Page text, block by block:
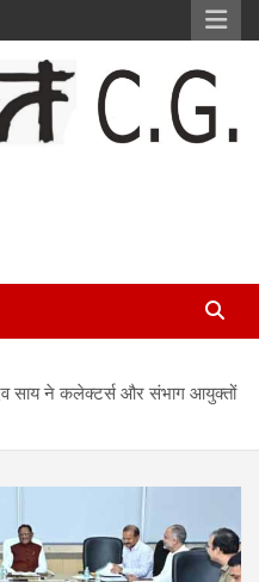
साय ने कलेक्टर्स और संभाग आयुक्तों